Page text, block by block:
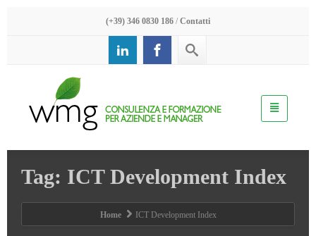
(+39) 346 0830 186 / Contatti
Tag: ICT Development Index
Home ICT Development Index